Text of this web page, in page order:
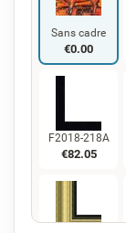
Sans cadre
€0.00
F2018-218A
€82.05